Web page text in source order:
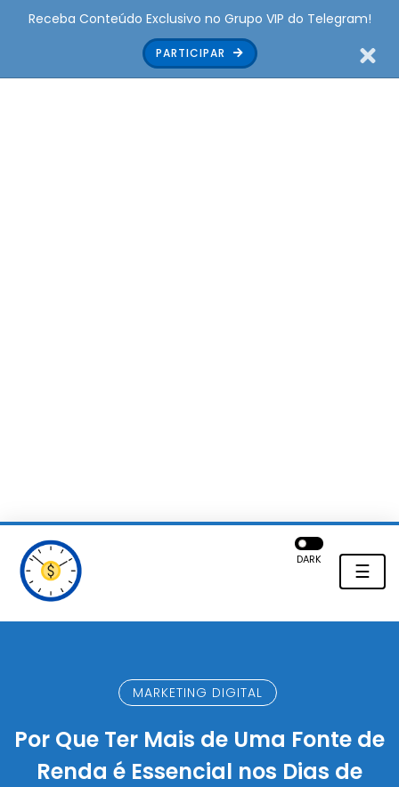
Receba Conteúdo Exclusivo no Grupo VIP do Telegram!
PARTICIPAR
☰
DARK
MARKETING DIGITAL
Por Que Ter Mais de Uma Fonte de
Renda é Essencial nos Dias de